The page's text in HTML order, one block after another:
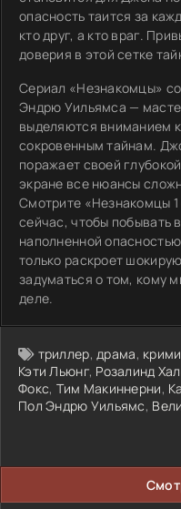
опасность таится за
кто друг, а кто враг.
доверия в этой сетке
Сериал «Незнакомцы»
Эндрю Уильямса —
выделяются вниманием
сокровенным тайнам.
поражает своей
экране все нюансы
Смотрите «Незнакомцы
сейчас, чтобы побывать
наполненной
только раскроет
задуматься о том, кому
деле.
триллер,драма,
Кэти Льюнг, Розалинд
Фокс, Тим Макиннерни,
Пол Эндрю Уильямс,